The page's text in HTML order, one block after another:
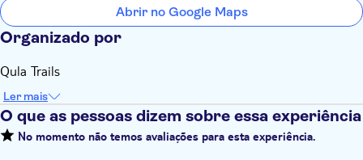
Abrir no Google Maps
Organizado por
Qula Trails
Ler mais
O que as pessoas dizem sobre essa experiência
No momento não temos avaliações para esta experiência.